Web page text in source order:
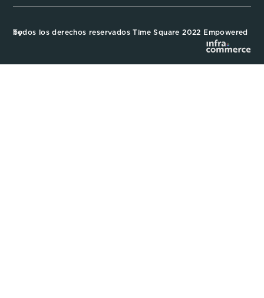
Todos los derechos reservados Time Square 2022 Empowered by